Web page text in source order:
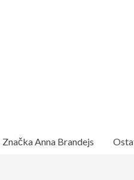
Značka Anna Brandejs